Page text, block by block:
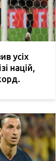
усіх
націй,